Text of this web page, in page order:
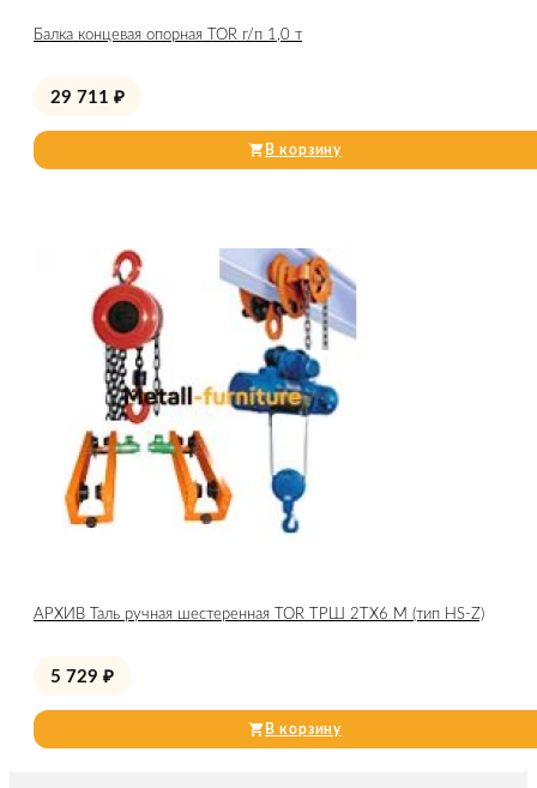
Балка концевая опорная TOR г/п 1,0 т
29 711 ₽
В корзину
АРХИВ Таль ручная шестеренная TOR ТРШ 2ТХ6 М (тип HS-Z)
5 729 ₽
В корзину